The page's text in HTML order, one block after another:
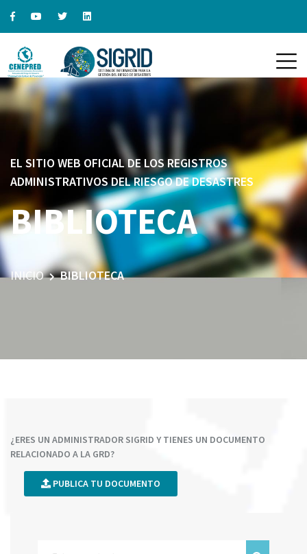
EL SITIO WEB OFICIAL DE LOS REGISTROS
ADMINISTRATIVOS DEL RIESGO DE DESASTRES
BIBLIOTECA
INICIO BIBLIOTECA
¿ERES UN ADMINISTRADOR SIGRID Y TIENES UN DOCUMENTO
RELACIONADO A LA GRD?
PUBLICA TU DOCUMENTO